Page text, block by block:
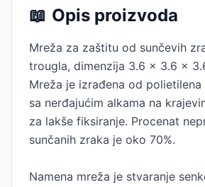
📖 Opis proizvoda
Mreža za zaštitu od sunčevih
trougla, dimenzija 3.6 x 3.6 x
Mreža je izrađena od
sa nerđajućim alkama na
za lakše fiksiranje. Procenat
sunčanih zraka je oko 70%.
Namena mreža je stvaranje